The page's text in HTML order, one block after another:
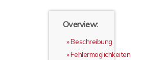
Overview:
Beschreibung
Fehlermöglichkeiten